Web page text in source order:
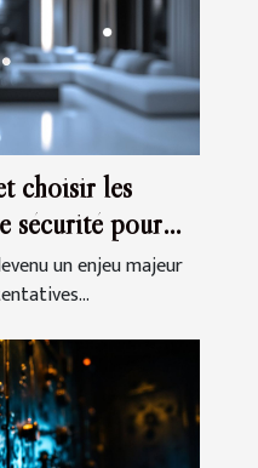
choisir les
sécurité pour
un enjeu majeur